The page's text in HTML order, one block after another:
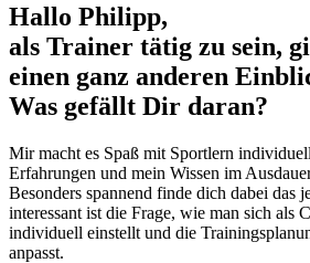
Hallo Philipp,
als Trainer tätig zu sein,
einen ganz anderen
Was gefällt Dir daran?
Mir macht es Spaß mit Sportlern
Erfahrungen und mein Wissen im
Besonders spannend finde dich dabei das
interessant ist die Frage, wie man sich als
individuell einstellt und die
anpasst.